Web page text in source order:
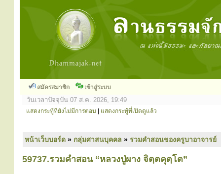
สมัครสมาชิก เข้าสู่ระบบ
วันเวลาปัจจุบัน 07 ส.ค. 2026, 19:49
แสดงกระทู้ที่ยังไม่มีการตอบ แสดงกระทู้ที่เปิดดูแล้ว
หน้าเว็บบอร์ด » กลุ่มศาสนบุคคล » รวมคำสอนของครูบาอาจารย์
59737.รวมคำสอน “หลวงปู่ผาง จิตฺตคุตฺโต”